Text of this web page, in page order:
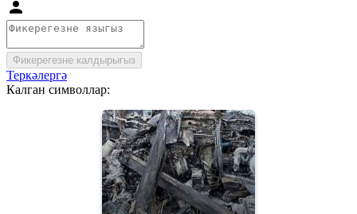
Фикерегезне калдырыгыз
Теркәлергә
Калган символлар: